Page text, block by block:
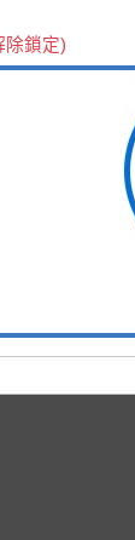
除鎖定)